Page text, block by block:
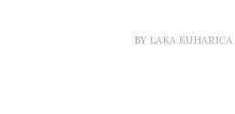
BY LAKA KUHARICA